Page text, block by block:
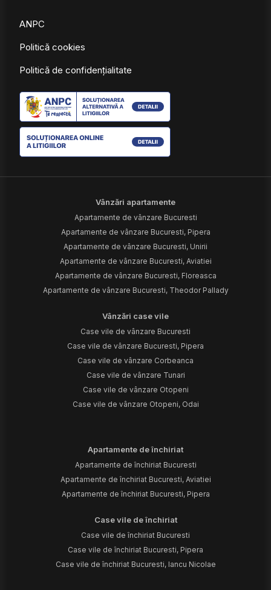
ANPC
Politică cookies
Politică de confidențialitate
Vânzări apartamente
Apartamente de vânzare Bucuresti
Apartamente de vânzare Bucuresti, Pipera
Apartamente de vânzare Bucuresti, Unirii
Apartamente de vânzare Bucuresti, Aviatiei
Apartamente de vânzare Bucuresti, Floreasca
Apartamente de vânzare Bucuresti, Theodor Pallady
Vânzări case vile
Case vile de vânzare Bucuresti
Case vile de vânzare Bucuresti, Pipera
Case vile de vânzare Corbeanca
Case vile de vânzare Tunari
Case vile de vânzare Otopeni
Case vile de vânzare Otopeni, Odai
Apartamente de închiriat
Apartamente de închiriat Bucuresti
Apartamente de închiriat Bucuresti, Aviatiei
Apartamente de închiriat Bucuresti, Pipera
Case vile de închiriat
Case vile de închiriat Bucuresti
Case vile de închiriat Bucuresti, Pipera
Case vile de închiriat Bucuresti, Iancu Nicolae